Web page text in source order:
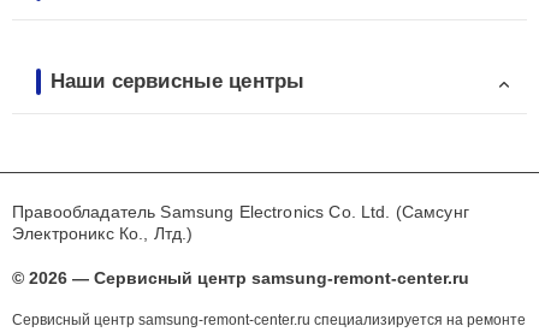
Наши сервисные центры
Правообладатель Samsung Electronics Co. Ltd. (Самсунг
Электроникс Ко., Лтд.)
© 2026 — Сервисный центр samsung-remont-center.ru
Сервисный центр samsung-remont-center.ru специализируется на ремонте